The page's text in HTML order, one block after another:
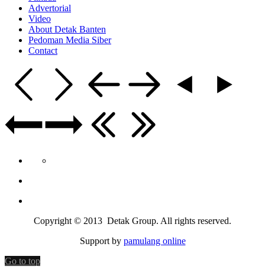
Advertorial
Video
About Detak Banten
Pedoman Media Siber
Contact
Copyright © 2013 Detak Group. All rights reserved.
Support by pamulang online
Go to top